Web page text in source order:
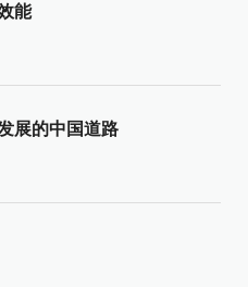
能
展的中国道路